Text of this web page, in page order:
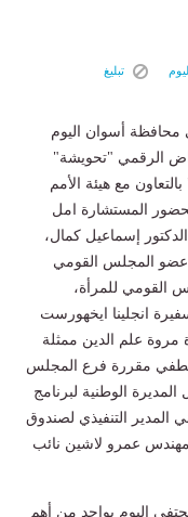
تبليغ
محافظة أسوان اليوم
الرقمي "تحويشة"
مع هيئة الأمم
بحضور المستشارة امل
إسماعيل كمال،
عضو المجلس القومي
القومي للمرأة،
انجلينا ايخهورست
مروة علم الدين ممثلة
مصطفي مقررة فرع المجلس
المديرة الوطنية لبرنامج
المدير التنفيذي لصندوق
عمرو لاشين نائب
اليوم بواحد من أهم